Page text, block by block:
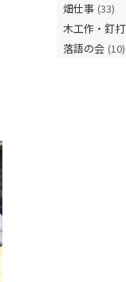
畑仕事 (33)
木工作・釘打
落語の会 (10)